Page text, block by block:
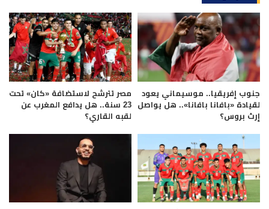
جنوب إفريقيا.. موسيماني يعود
لقيادة «بافانا بافانا».. هل يواصل
إرث بروس؟
مصر تترشح لاستضافة «كان» تحت
23 سنة.. هل يدافع المغرب عن
لقبه القاري؟